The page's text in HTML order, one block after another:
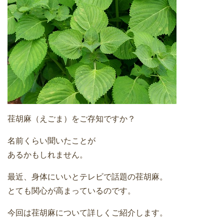
荏胡麻（えごま）をご存知ですか？
名前くらい聞いたことが
あるかもしれません。
最近、身体にいいとテレビで話題の荏胡麻。
とても関心が高まっているのです。
今回は荏胡麻について詳しくご紹介します。